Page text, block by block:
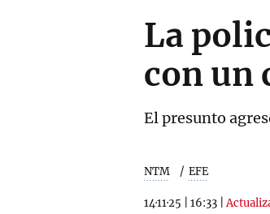
La
con un
El presunto
NTM EFE
14·11·25 16:33 |